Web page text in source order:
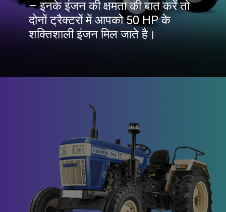
– इनके इंजन की क्षमता की बात करें तो
दोनों ट्रैक्टरों में आपको 50 HP के
शक्तिशाली इंजन मिल जाते है।